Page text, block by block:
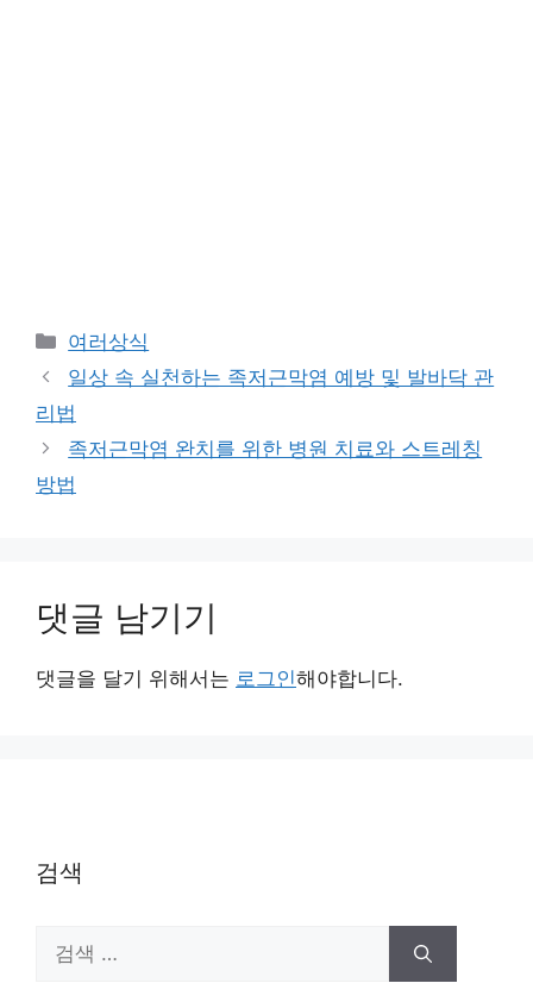
카
테
리
여러상식
일상 속 실천하는 족저근막염 예방 및 발바닥 관
리법
족저근막염 완치를 위한 병원 치료와 스트레칭
방법
댓글 남기기
댓글을 달기 위해서는 로그인해야합니다.
검색
색: